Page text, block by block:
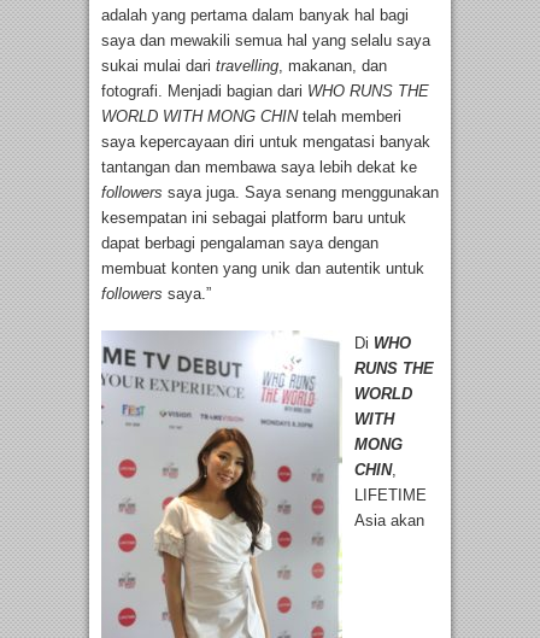
adalah yang pertama dalam banyak hal bagi
saya dan mewakili semua hal yang selalu saya
sukai mulai dari travelling , makanan, dan
fotografi. Menjadi bagian dari WHO RUNS THE
WORLD WITHMONG CHINtelah memberi
saya kepercayaan diri untuk mengatasi banyak
tantangan dan membawa saya lebih dekat ke
followers saya juga. Saya senang menggunakan
kesempatan ini sebagai platform baru untuk
dapat berbagi pengalaman saya dengan
membuat konten yang unik dan autentik untuk
followers saya.”
Di WHO
RUNS THE
WORLD
WITH
MONG
CHIN,
LIFETIME
Asia akan